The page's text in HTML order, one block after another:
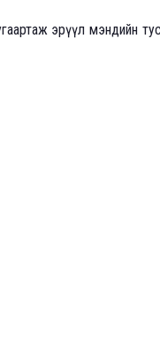
эрүүл мэндийн